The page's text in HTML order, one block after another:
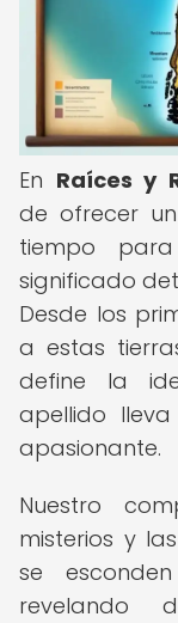
En Raíces y
de ofrecer
tiempo
significado
Desde los
a estas
define la
apellido
apasionante.
Nuestro
misterios y
se
revelando